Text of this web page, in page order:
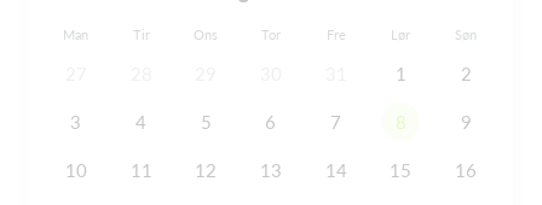
Man Tir Ons Tor Fre Lør Søn
1 2
3 4 5 6 7 8 9
10 11 12 13 14 15 16